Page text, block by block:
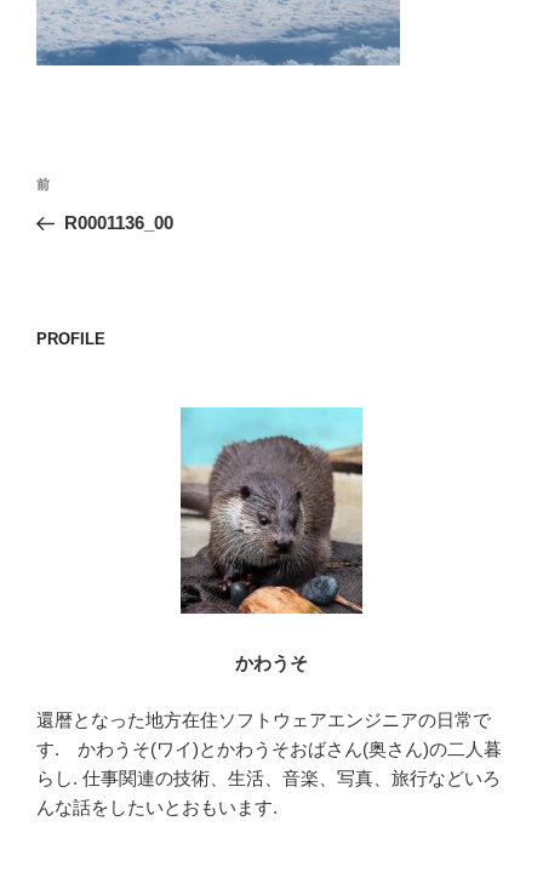
o
k
投
ナ
ー
前
の
前
R0001136_00
PROFILE
かわうそ
還暦となった地方在住ソフトウェアエンジニアの日常で
す. かわうそ(ワイ)とかわうそおばさん(奥さん)の二人暮
らし. 仕事関連の技術、生活、音楽、写真、旅行などいろ
んな話をしたいとおもいます.